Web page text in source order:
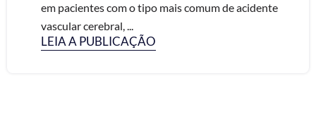
em pacientes com o tipo mais comum de acidente
vascular cerebral, ...
LEIA A PUBLICAÇÃO